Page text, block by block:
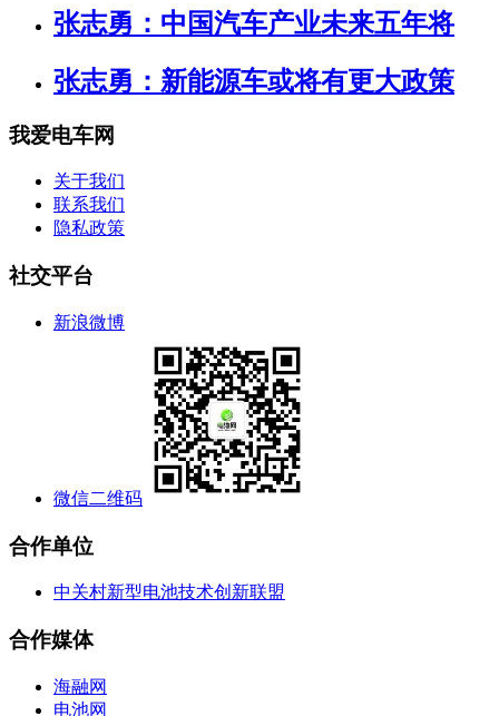
张志勇：中国汽车产业未来五年将
张志勇：新能源车或将有更大政策
我爱电车网
关于我们
联系我们
隐私政策
社交平台
新浪微博
微信二维码
合作单位
中关村新型电池技术创新联盟
合作媒体
海融网
电池网